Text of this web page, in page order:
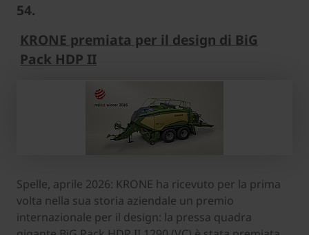
54.
KRONE premiata per il design di BiG
Pack HDP II
Spelle, aprile 2026: KRONE ha ricevuto per la prima
volta nella sua storia aziendale un premio
internazionale per il design: la pressa quadra